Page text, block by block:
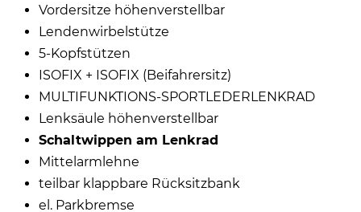
Vordersitze höhenverstellbar
Lendenwirbelstütze
5-Kopfstützen
ISOFIX + ISOFIX (Beifahrersitz)
MULTIFUNKTIONS-SPORTLEDERLENKRAD
Lenksäule höhenverstellbar
Schaltwippen am Lenkrad
Mittelarmlehne
teilbar klappbare Rücksitzbank
el. Parkbremse